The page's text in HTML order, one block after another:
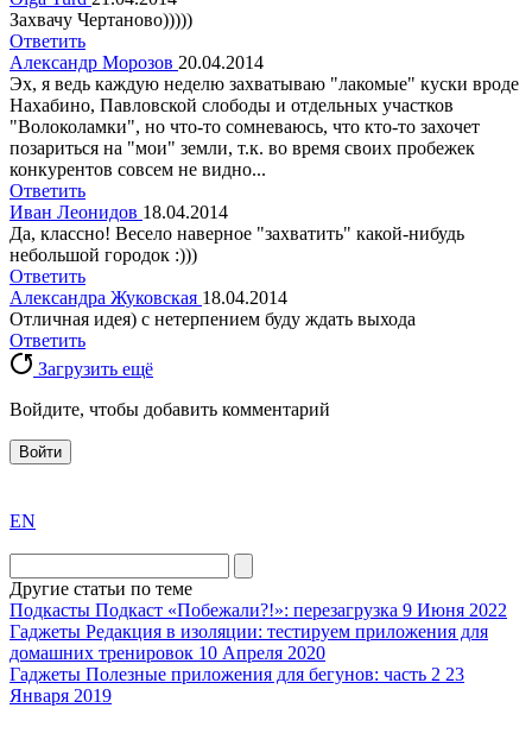
Захвачу Чертаново)))))
Ответить
Александр Морозов 20.04.2014
Эх, я ведь каждую неделю захватываю "лакомые" куски вроде
Нахабино, Павловской слободы и отдельных участков
"Волоколамки", но что-то сомневаюсь, что кто-то захочет
позариться на "мои" земли, т.к. во время своих пробежек
конкурентов совсем не видно...
Ответить
Иван Леонидов 18.04.2014
Да, классно! Весело наверное "захватить" какой-нибудь
небольшой городок :)))
Ответить
Александра Жуковская 18.04.2014
Отличная идея) с нетерпением буду ждать выхода
Ответить
Загрузить ещё
Войдите, чтобы добавить комментарий
Войти
the
division
agent
watch
replica
showcases
substantial
areas.
EN
Другие статьи по теме
Подкасты Подкаст «Побежали?!»: перезагрузка 9 Июня 2022
Гаджеты Редакция в изоляции: тестируем приложения для
домашних тренировок 10 Апреля 2020
Гаджеты Полезные приложения для бегунов: часть 2 23
Января 2019